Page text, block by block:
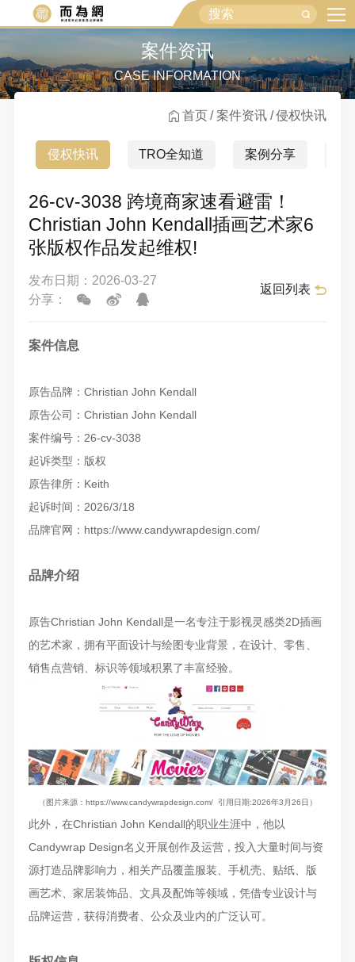
案件资讯
CASE INFORMATION
首页 案件资讯 侵权快讯
侵权快讯 TRO全知道 案例分享
26-cv-3038 跨境商家速看避雷！
Christian John Kendall插画艺术家6
张版权作品发起维权!
发布日期：2026-03-27
分享：
返回列表
案件信息
原告品牌：Christian John Kendall
原告公司：Christian John Kendall
案件编号：26-cv-3038
起诉类型：版权
原告律所：Keith
起诉时间：2026/3/18
品牌官网：https://www.candywrapdesign.com/
品牌介绍
原告Christian John Kendall是一名专注于影视灵感类2D插画
的艺术家，拥有平面设计与绘图专业背景，在设计、零售、
销售点营销、标识等领域积累了丰富经验。
（图片来源：https://www.candywrapdesign.com/ 引用日期:2026年3月26日）
此外，在Christian John Kendall的职业生涯中，他以
Candywrap Design名义开展创作及运营，投入大量时间与资
源打造品牌影响力，相关产品覆盖服装、手机壳、贴纸、版
画艺术、家居装饰品、文具及配饰等领域，凭借专业设计与
品牌运营，获得消费者、公众及业内的广泛认可。